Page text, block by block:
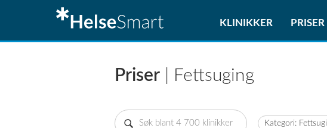
KLINIKKER PRISER
Priser | Fettsuging
Kategori: